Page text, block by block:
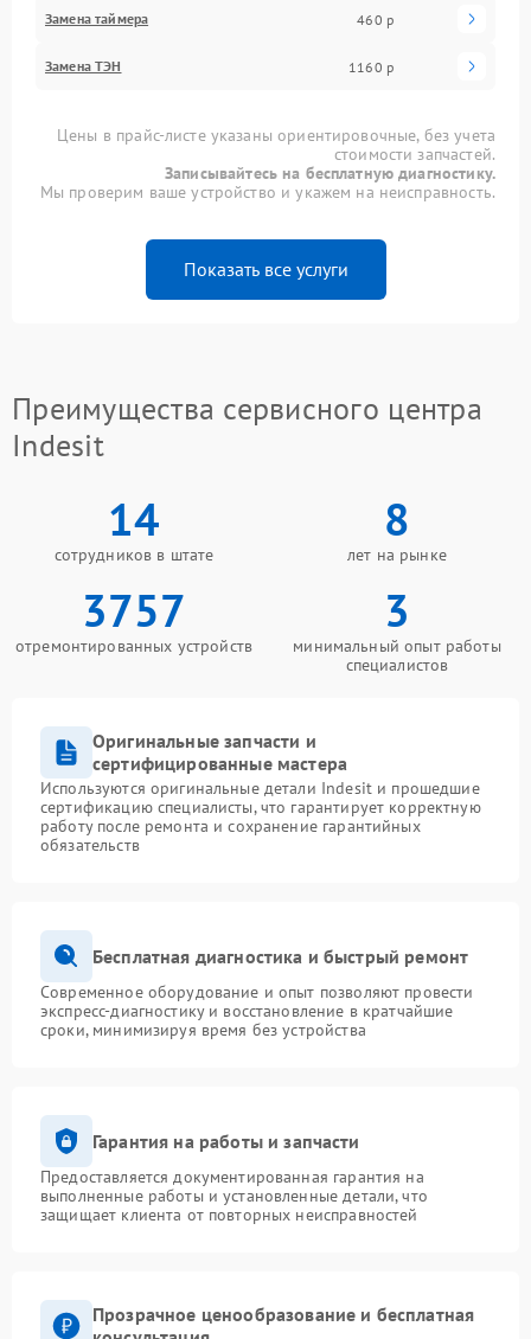
Замена таймера 460 р
Замена ТЭН 1160 р
Цены в прайс-листе указаны ориентировочные, без учета
стоимости запчастей.
Записывайтесь на бесплатную диагностику.
Мы проверим ваше устройство и укажем на неисправность.
Показать все услуги
Преимущества сервисного центра
Indesit
14
сотрудников в штате
8
лет на рынке
3757
отремонтированных устройств
3
минимальный опыт работы
специалистов
Оригинальные запчасти и
сертифицированные мастера
Используются оригинальные детали Indesit и прошедшие
сертификацию специалисты, что гарантирует корректную
работу после ремонта и сохранение гарантийных
обязательств
Бесплатная диагностика и быстрый ремонт
Современное оборудование и опыт позволяют провести
экспресс-диагностику и восстановление в кратчайшие
сроки, минимизируя время без устройства
Гарантия на работы и запчасти
Предоставляется документированная гарантия на
выполненные работы и установленные детали, что
защищает клиента от повторных неисправностей
Прозрачное ценообразование и бесплатная